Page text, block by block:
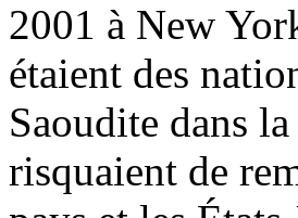
2001 à New
étaient des
Saoudite dans
risquaient de